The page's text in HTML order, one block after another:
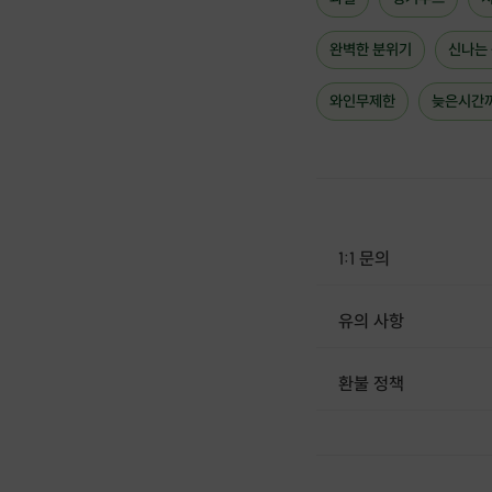
완벽한 분위기 신나는
와인무제한 늦은시간
1:1 문의
유의 사항
환불 정책